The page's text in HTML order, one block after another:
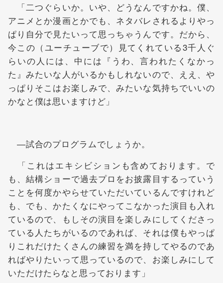
「二つぐらいか。いや、どうなんですかね。僕、
アニメとか漫画とかでも、ネタバレされるよりやっ
ぱり自分で見たいって思っちゃうんです。だから、
今この（ユーチューブで）見てくれている3千人ぐ
らいの人には、中には『うわ、言われたくなかっ
た』みたいな人がいるかもしれないので、ええ、や
っぱりそこはお楽しみで、みたいな気持ちでいいの
かなと僕は思いますけど」
―試合のプログラムでしょうか。
「これはエキシビションも含めております。で
も、結構ショーで過去プロをお披露目するっていう
ことを何度かやらせていただいているんですけれど
も、でも、かたくなにやってこなかった演目も入れ
ているので、もしその演目を楽しみにしてくださっ
ている人たちがいるのであれば、それは僕もやっぱ
りこれだけたくさんの練習を満を持してやるのであ
ればやりたいって思っているので、お楽しみにして
いただけたらなと思っております」